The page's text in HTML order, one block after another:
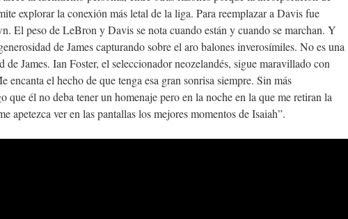
explorar la conexión más letal de la liga. Para reemplazar a Davis fue
El peso de LeBron y Davis se nota cuando están y cuando se marchan. Y
de James capturando sobre el aro balones inverosímiles. No es una
de James. Ian Foster, el seleccionador neozelandés, sigue maravillado con
encanta el hecho de que tenga esa gran sonrisa siempre. Sin más
que él no deba tener un homenaje pero en la noche en la que me retiran la
apetezca ver en las pantallas los mejores momentos de Isaiah”.